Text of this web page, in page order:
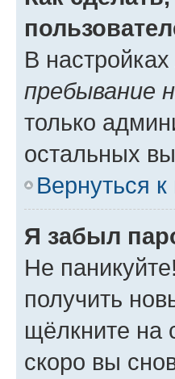
В
пребывание
только
остальных
Вернуться к
Я забыл
Не
получить
щёлкните на
скоро вы